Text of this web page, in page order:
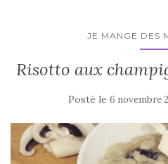
JE MANGE DES
Risotto aux
Posté le 6 novembre